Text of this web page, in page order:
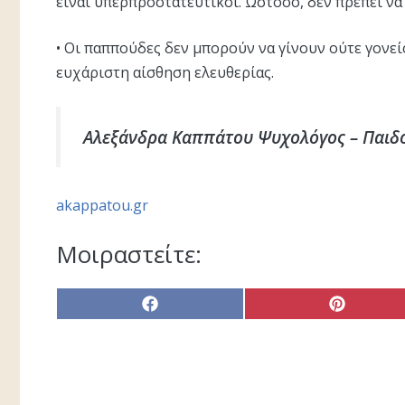
• Oι παππούδες δεν μπορούν να γίνουν ούτε
ευχάριστη αίσθηση ελευθερίας.
Αλεξάνδρα Καππάτου Ψυχολόγος –
akappatou.gr
Μοιραστείτε:
Share
on
Share
on